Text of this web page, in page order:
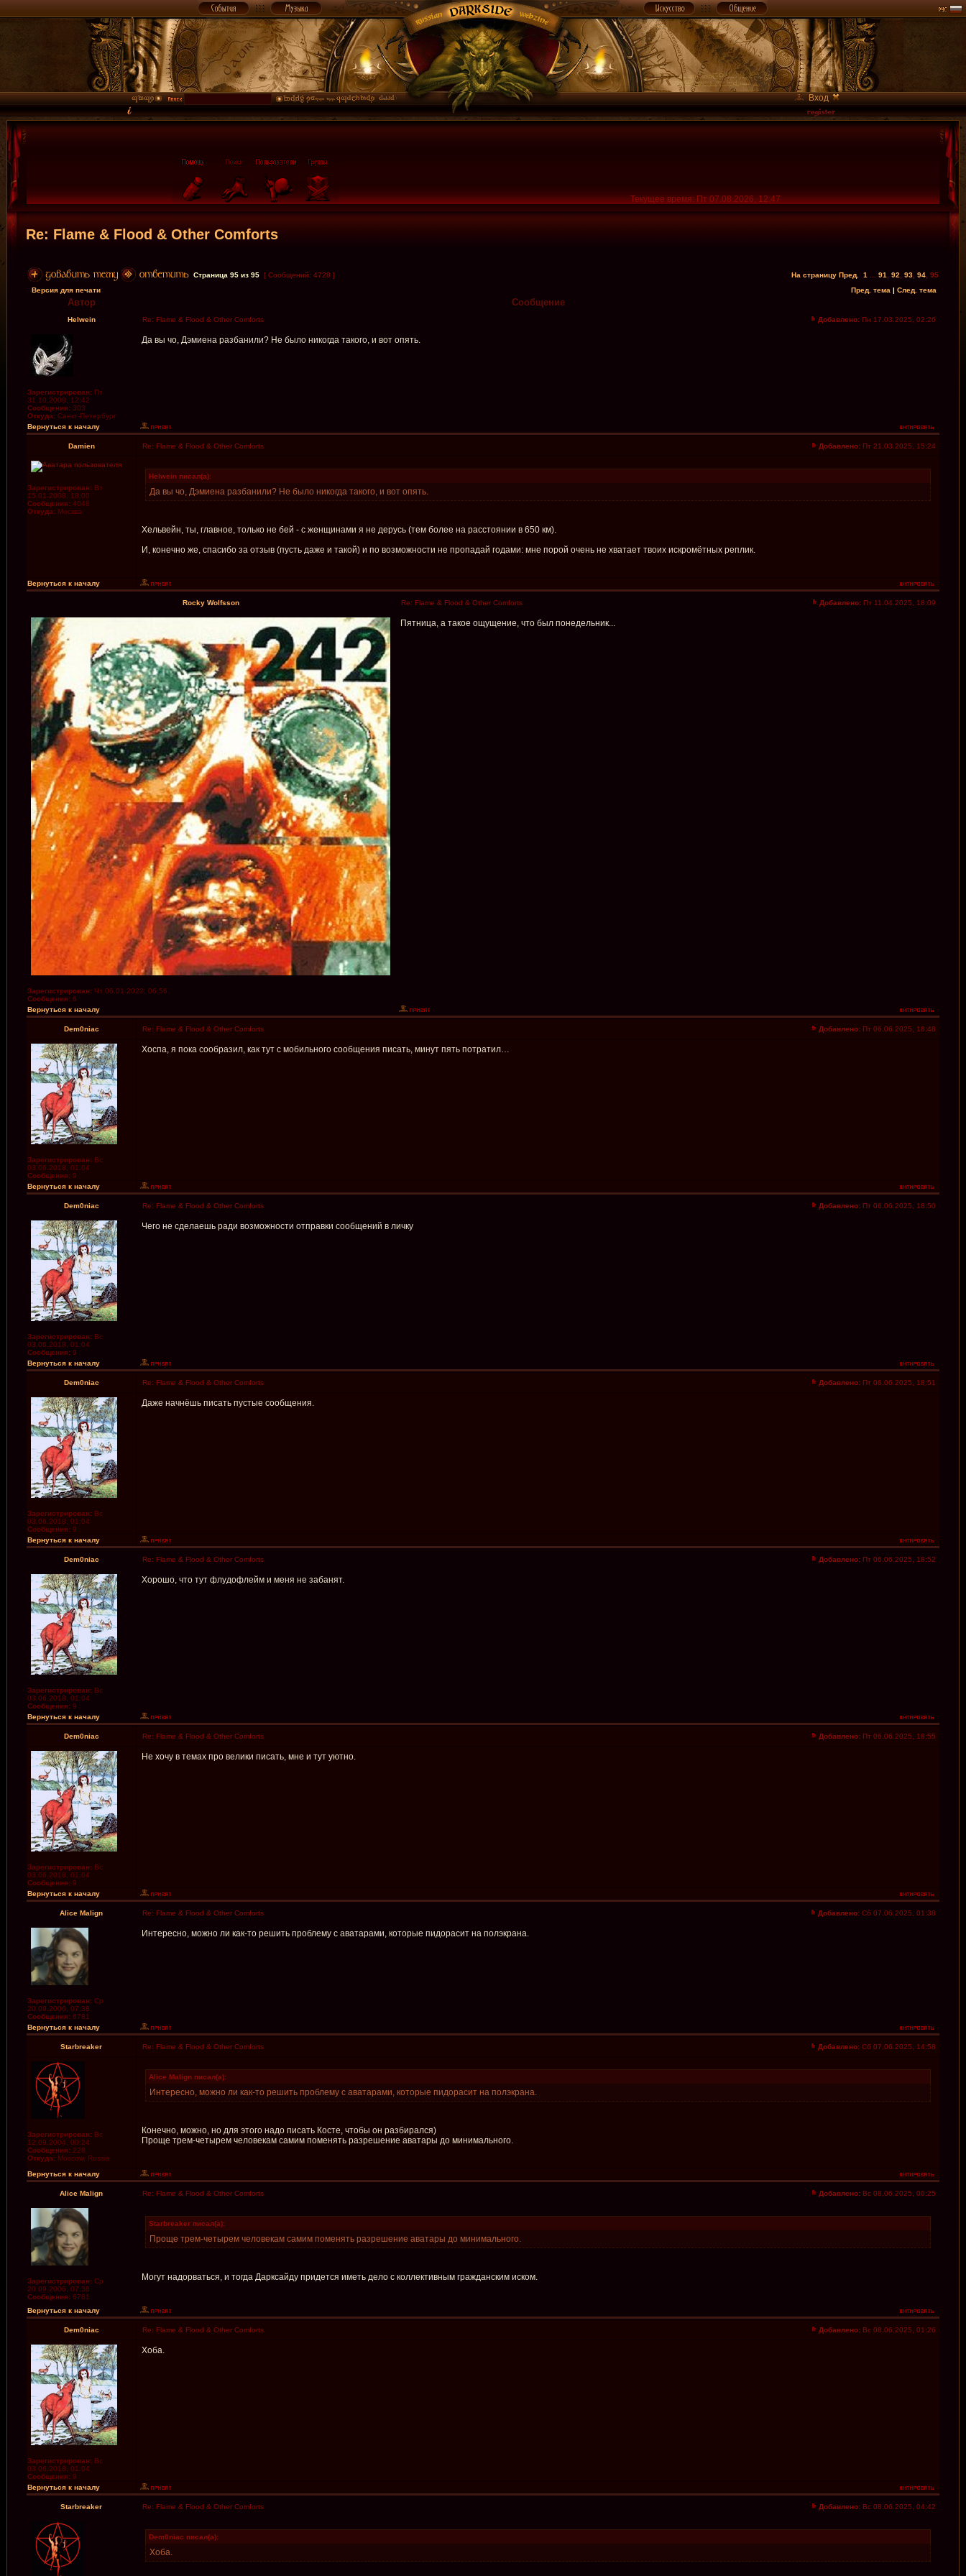
Вход
Текущее время: Пт 07.08.2026, 12:47
Re: Flame & Flood & Other Comforts
Страница 95 из 95 [ Сообщений: 4728 ] На страницу Пред. 1 91 92 93 94 95
Версия для печати
Пред. тема | След. тема
Автор Сообщение
Helwein Re: Flame & Flood & Other Comforts Добавлено: Пн 17.03.2025, 02:26
Зарегистрирован: Пт
31.10.2008, 12:42
Сообщения: 303
Откуда: Санкт-Петербург
Да вы чо, Дэмиена разбанили? Не было никогда такого, и вот опять.
Вернуться к началу
Damien Re: Flame & Flood & Other Comforts Добавлено: Пт 21.03.2025, 15:24
Зарегистрирован: Вт
15.01.2008, 18:00
Сообщения: 4048
Откуда: Москва
Helwein писал(а):
Да вы чо, Дэмиена разбанили? Не было никогда такого, и вот опять.
Хельвейн, ты, главное, только не бей - с женщинами я не дерусь (тем более на расстоянии в 650 км).
И, конечно же, спасибо за отзыв (пусть даже и такой) и по возможности не пропадай годами: мне порой очень не хватает твоих искромётных реплик.
Вернуться к началу
Rocky Wolfsson Re: Flame & Flood & Other Comforts Добавлено: Пт 11.04.2025, 18:09
Зарегистрирован: Чт 06.01.2022, 06:56
Сообщения: 6
Пятница, а такое ощущение, что был понедельник...
Вернуться к началу
Dem0niac Re: Flame & Flood & Other Comforts Добавлено: Пт 06.06.2025, 18:48
Зарегистрирован: Вс
03.06.2018, 01:04
Сообщения: 9
Хоспа, я пока сообразил, как тут с мобильного сообщения писать, минут пять потратил…
Вернуться к началу
Dem0niac Re: Flame & Flood & Other Comforts Добавлено: Пт 06.06.2025, 18:50
Зарегистрирован: Вс
03.06.2018, 01:04
Сообщения: 9
Чего не сделаешь ради возможности отправки сообщений в личку
Вернуться к началу
Dem0niac Re: Flame & Flood & Other Comforts Добавлено: Пт 06.06.2025, 18:51
Зарегистрирован: Вс
03.06.2018, 01:04
Сообщения: 9
Даже начнёшь писать пустые сообщения.
Вернуться к началу
Dem0niac Re: Flame & Flood & Other Comforts Добавлено: Пт 06.06.2025, 18:52
Зарегистрирован: Вс
03.06.2018, 01:04
Сообщения: 9
Хорошо, что тут флудофлейм и меня не забанят.
Вернуться к началу
Dem0niac Re: Flame & Flood & Other Comforts Добавлено: Пт 06.06.2025, 18:55
Зарегистрирован: Вс
03.06.2018, 01:04
Сообщения: 9
Не хочу в темах про велики писать, мне и тут уютно.
Вернуться к началу
Alice Malign Re: Flame & Flood & Other Comforts Добавлено: Сб 07.06.2025, 01:38
Зарегистрирован: Ср
20.09.2006, 07:38
Сообщения: 6781
Интересно, можно ли как-то решить проблему с аватарами, которые пидорасит на полэкрана.
Вернуться к началу
Starbreaker Re: Flame & Flood & Other Comforts Добавлено: Сб 07.06.2025, 14:58
Зарегистрирован: Вс
12.09.2004, 00:24
Сообщения: 228
Откуда: Moscow, Russia
Alice Malign писал(а):
Интересно, можно ли как-то решить проблему с аватарами, которые пидорасит на полэкрана.
Конечно, можно, но для этого надо писать Косте, чтобы он разбирался)
Проще трем-четырем человекам самим поменять разрешение аватары до минимального.
Вернуться к началу
Alice Malign Re: Flame & Flood & Other Comforts Добавлено: Вс 08.06.2025, 00:25
Зарегистрирован: Ср
20.09.2006, 07:38
Сообщения: 6781
Starbreaker писал(а):
Проще трем-четырем человекам самим поменять разрешение аватары до минимального.
Могут надорваться, и тогда Дарксайду придется иметь дело с коллективным гражданским иском.
Вернуться к началу
Dem0niac Re: Flame & Flood & Other Comforts Добавлено: Вс 08.06.2025, 01:26
Зарегистрирован: Вс
03.06.2018, 01:04
Сообщения: 9
Хоба.
Вернуться к началу
Starbreaker Re: Flame & Flood & Other Comforts Добавлено: Вс 08.06.2025, 04:42
Dem0niac писал(а):
Хоба.